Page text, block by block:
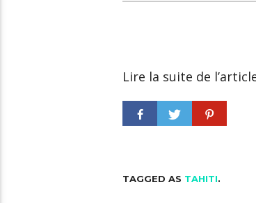
Lire la suite de
TAGGED AS TAHITI.